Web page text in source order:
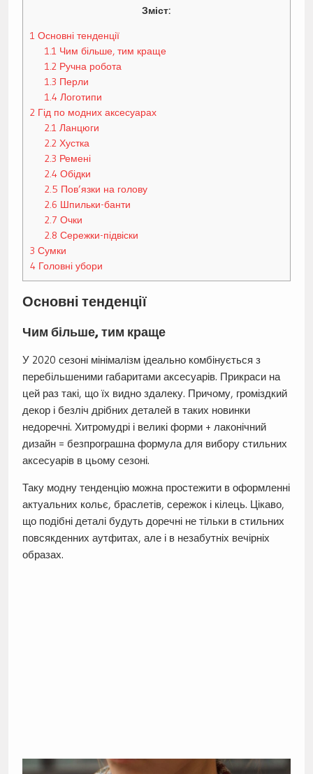
Зміст:
1 Основні тенденції
1.1 Чим більше, тим краще
1.2 Ручна робота
1.3 Перли
1.4 Логотипи
2Гід по модних аксесуарах
2.1 Ланцюги
2.2 Хустка
2.3 Ремені
2.4 Обідки
2.5 Пов’язки на голову
2.6 Шпильки-банти
2.7 Очки
2.8 Сережки-підвіски
3 Сумки
4 Головні убори
Основні тенденції
Чим більше, тим краще
У 2020 сезоні мінімалізм ідеально комбінується з
перебільшеними габаритами аксесуарів. Прикраси на
цей раз такі, що їх видно здалеку. Причому, громіздкий
декор і безліч дрібних деталей в таких новинки
недоречні. Хитромудрі і великі форми + лаконічний
дизайн = безпрограшна формула для вибору стильних
аксесуарів в цьому сезоні.
Таку модну тенденцію можна простежити в оформленні
актуальних кольє, браслетів, сережок і кілець. Цікаво,
що подібні деталі будуть доречні не тільки в стильних
повсякденних аутфитах, але і в незабутніх вечірніх
образах.